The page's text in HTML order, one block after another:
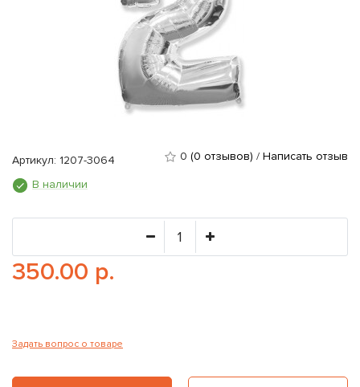
Артикул: 1207-3064 0 (0 отзывов) / Написать отзыв
В наличии
350.00 р.
Задать вопрос о товаре